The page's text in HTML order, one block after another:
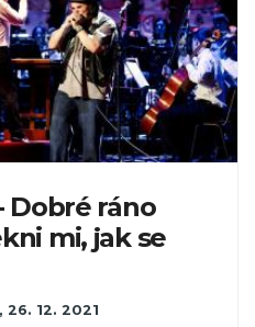
Dobré ráno
mi, jak se
, 26. 12. 2021